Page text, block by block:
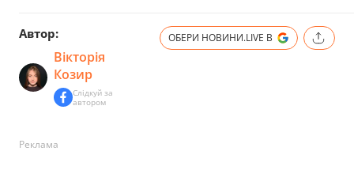
Автор:
Вікторія
Козир
Слідкуй за
автором
ОБЕРИ НОВИНИ.LIVE В
Реклама